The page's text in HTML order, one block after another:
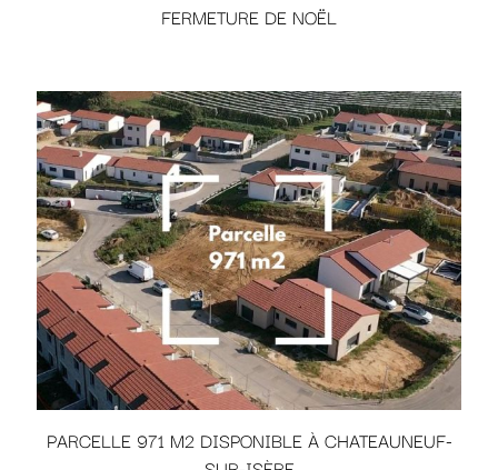
FERMETURE DE NOËL
PARCELLE 971 M2 DISPONIBLE À CHATEAUNEUF-